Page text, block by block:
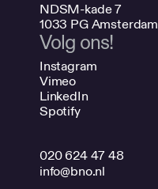
NDSM-kade 7
1033 PG Amsterdam
Volg ons!
Instagram
Vimeo
LinkedIn
Spotify
020 624 47 48
info@bno.nl